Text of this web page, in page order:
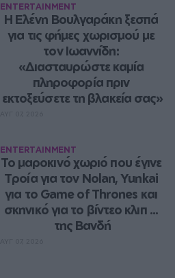
ENTERTAINMENT
Η Ελένη Βουλγαράκη ξεσπά
για τις φήμες χωρισμού με
τον Ιωαννίδη:
«Διασταυρώστε καμία
πληροφορία πριν
εκτοξεύσετε τη βλακεία σας»
ENTERTAINMENT
Το μαροκινό χωριό που έγινε
Τροία για τον Nolan, Yunkai
για το Game of Thrones και
σκηνικό για το βίντεο κλιπ ...
της Βανδή